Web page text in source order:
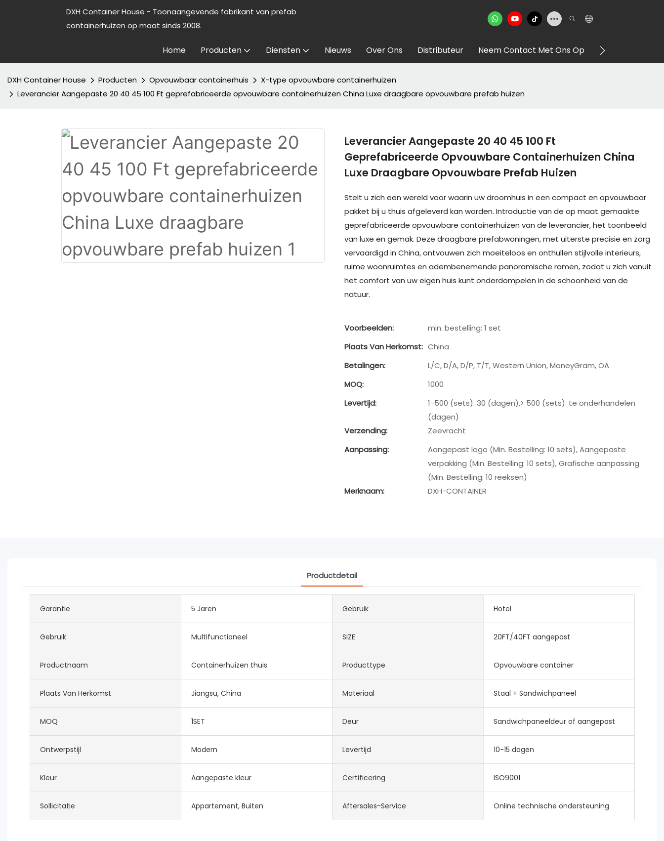
DXH Container House - Toonaangevende fabrikant van prefab
containerhuizen op maat sinds 2008.
Home Producten Diensten Nieuws Over Ons Distributeur Neem Contact Met Ons Op VR -showroom
DXH Container House Producten Opvouwbaar containerhuis
X-type opvouwbare containerhuizen
Leverancier Aangepaste 20 40 45 100 Ft geprefabriceerde opvouwbare containerhuizen China Luxe draagbare opvouwbare prefab huizen
Leverancier Aangepaste 20 40 45 100 Ft
Geprefabriceerde Opvouwbare Containerhuizen China
Luxe Draagbare Opvouwbare Prefab Huizen
Stelt u zich een wereld voor waarin uw droomhuis in een compact en opvouwbaar
pakket bij u thuis afgeleverd kan worden. Introductie van de op maat gemaakte
geprefabriceerde opvouwbare containerhuizen van de leverancier, het toonbeeld
van luxe en gemak. Deze draagbare prefabwoningen, met uiterste precisie en zorg
vervaardigd in China, ontvouwen zich moeiteloos en onthullen stijlvolle interieurs,
ruime woonruimtes en adembenemende panoramische ramen, zodat u zich vanuit
het comfort van uw eigen huis kunt onderdompelen in de schoonheid van de
natuur.
Voorbeelden:
min. bestelling: 1 set
Plaats Van Herkomst: China
Betalingen:
L/C, D/A, D/P, T/T, Western Union, MoneyGram, OA
MOQ:
1000
Levertijd:
1-500 (sets): 30 (dagen),> 500 (sets): te onderhandelen
(dagen)
Verzending:
Zeevracht
Aanpassing:
Aangepast logo (Min. Bestelling: 10 sets), Aangepaste
verpakking (Min. Bestelling: 10 sets), Grafische aanpassing
(Min. Bestelling: 10 reeksen)
Merknaam:
DXH-CONTAINER
Productdetail
Garantie 5 Jaren Gebruik Hotel
Gebruik Multifunctioneel SIZE 20FT/40FT aangepast
Productnaam Containerhuizen thuis Producttype Opvouwbare container
Plaats Van Herkomst Jiangsu, China Materiaal Staal + Sandwichpaneel
MOQ 1SET Deur Sandwichpaneeldeur of aangepast
Ontwerpstijl Modern Levertijd 10-15 dagen
Kleur Aangepaste kleur Certificering ISO9001
Sollicitatie Appartement, Buiten Aftersales-Service Online technische ondersteuning